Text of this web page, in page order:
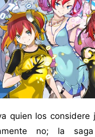
quien los considere
no; la